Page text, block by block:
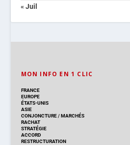
« Juil
MON INFO EN 1 CLIC
FRANCE
EUROPE
ÉTATS-UNIS
ASIE
CONJONCTURE/MARCHÉS
RACHAT
STRATÉGIE
ACCORD
RESTRUCTURATION